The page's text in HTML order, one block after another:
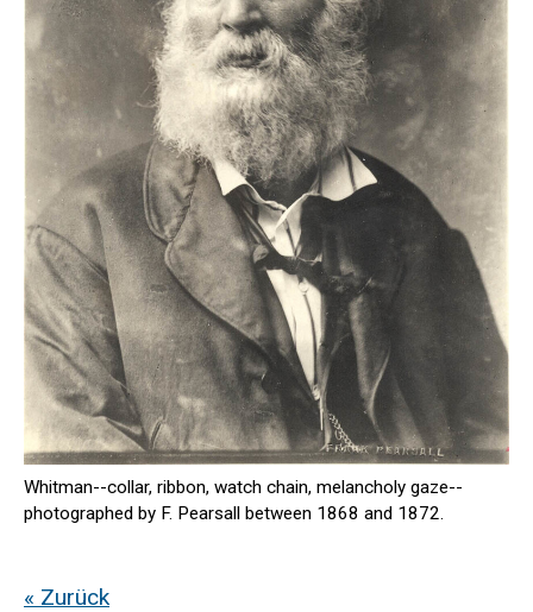
Whitman--collar, ribbon, watch chain, melancholy gaze--
photographed by F. Pearsall between 1868 and 1872.
« Zurück